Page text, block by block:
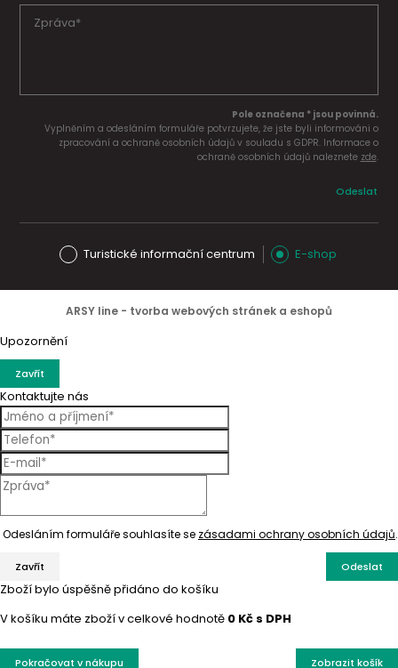
Pole označena * jsou povinná.
Vyplněním a odesláním formuláře potvrzujete, že jste byli informováni o
zpracování a ochraně osobních údajů v souladu s GDPR. Informace o
ochraně osobních údajů naleznete zde.
Odeslat
Turistické informační centrum E-shop
ARSY line - tvorba webových stránek a eshopů
Upozornění
Zavřít
Kontaktujte nás
Odesláním formuláře souhlasíte se zásadami ochrany osobních údajů.
Zavřít Odeslat
Zboží bylo úspěšně přidáno do košíku
V košíku máte zboží v celkové hodnotě 0 Kč s DPH
Pokračovat v nákupu Zobrazit košík